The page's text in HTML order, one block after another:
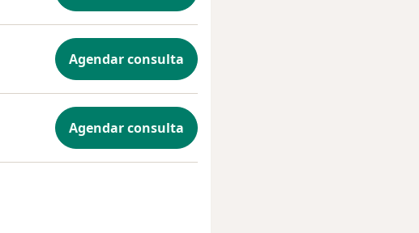
Agendar consulta
Agendar consulta